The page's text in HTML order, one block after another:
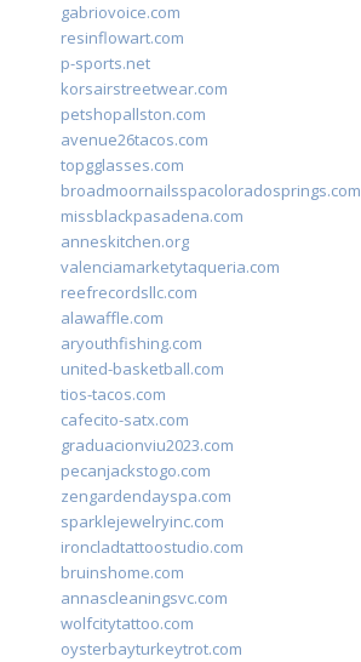
gabriovoice.com
resinflowart.com
p-sports.net
korsairstreetwear.com
petshopallston.com
avenue26tacos.com
topgglasses.com
broadmoornailsspacoloradosprings.com
missblackpasadena.com
anneskitchen.org
valenciamarketytaqueria.com
reefrecordsllc.com
alawaffle.com
aryouthfishing.com
united-basketball.com
tios-tacos.com
cafecito-satx.com
graduacionviu2023.com
pecanjackstogo.com
zengardendayspa.com
sparklejewelryinc.com
ironcladtattoostudio.com
bruinshome.com
annascleaningsvc.com
wolfcitytattoo.com
oysterbayturkeytrot.com